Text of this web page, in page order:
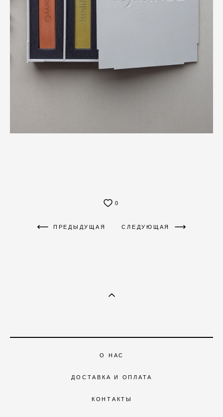
0
ПРЕДЫДУЩАЯ СЛЕДУЮЩАЯ
О НАС
ДОСТАВКА И ОПЛАТА
КОНТАКТЫ